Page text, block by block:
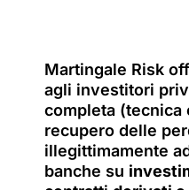
Martingale Risk
agli investitori
completa (tecnica
recupero delle
illegittimamente
banche su